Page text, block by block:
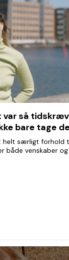
var så
bare tage
helt særligt forhold
både venskaber og